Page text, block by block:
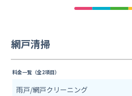
網戸清掃
料金一覧（全2項目）
雨戸/網戸クリーニング